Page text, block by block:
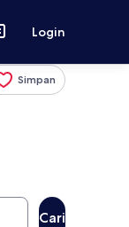
Login
Simpan
Cari